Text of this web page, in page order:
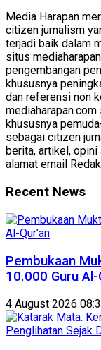
Media Harapan
citizen jurnalism
terjadi baik dalam
situs
pengembangan
khususnya
dan referensi non
khususnya
sebagai citizen
berita, artikel,
alamat email
Recent News
Pembukaan
10.000 Guru Al-
4 August 2026